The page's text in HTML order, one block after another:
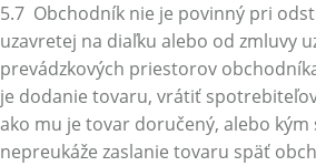
5.7 Obchodník nie je povinný pri
uzavretej na diaľku alebo od zmluvy
prevádzkových priestorov
je dodanie tovaru, vrátiť
ako mu je tovar doručený, alebo
nepreukáže zaslanie tovaru späť